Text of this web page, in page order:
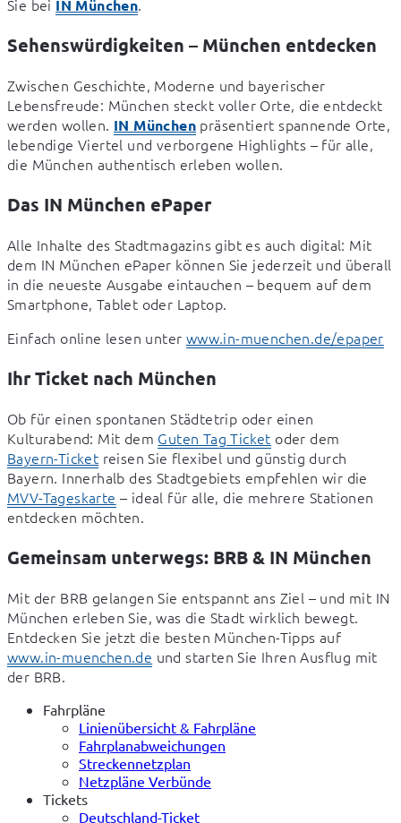
Sie bei IN München.
Sehenswürdigkeiten – München entdecken
Zwischen Geschichte, Moderne und bayerischer
Lebensfreude: München steckt voller Orte, die entdeckt
werden wollen. IN München präsentiert spannende Orte,
lebendige Viertel und verborgene Highlights – für alle,
die München authentisch erleben wollen.
Das IN München ePaper
Alle Inhalte des Stadtmagazins gibt es auch digital: Mit
dem IN München ePaper können Sie jederzeit und überall
in die neueste Ausgabe eintauchen – bequem auf dem
Smartphone, Tablet oder Laptop.
Einfach online lesen unter www.in-muenchen.de/epaper
Ihr Ticket nach München
Ob für einen spontanen Städtetrip oder einen
Kulturabend: Mit dem Guten Tag Ticket
Bayern-Ticket reisen Sie flexibel und günstig durch
MVV-Tageskarte – ideal für alle, die mehrere Stationen
entdecken möchten.
Gemeinsam unterwegs: BRB & IN München
Mit der BRB gelangen Sie entspannt ans Ziel – und mit IN
München erleben Sie, was die Stadt wirklich bewegt.
www.in-muenchen.de und starten Sie Ihren Ausflug mit
der BRB.
Fahrpläne
Linienübersicht & Fahrpläne
Fahrplanabweichungen
Streckennetzplan
Netzpläne Verbünde
Tickets
Deutschland-Ticket